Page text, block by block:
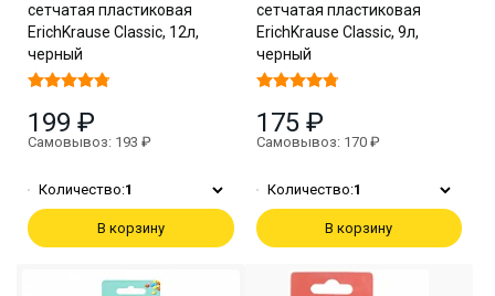
сетчатая пластиковая
ErichKrause Classic, 12л,
черный
199 ₽
Самовывоз: 193 ₽
Количество:1
В корзину
сетчатая пластиковая
ErichKrause Classic, 9л,
черный
175 ₽
Самовывоз: 170 ₽
Количество:1
В корзину